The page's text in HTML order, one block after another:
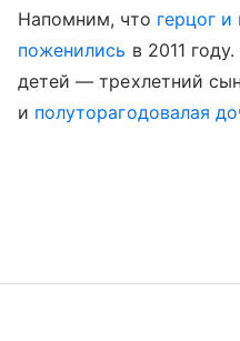
Напомним, что герцог
поженились в 2011
детей — трехлетний
и полуторагодовалая